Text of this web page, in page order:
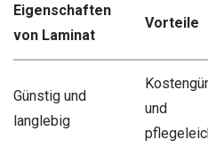
Eigenschaften
von Laminat
Vorteile
Günstig und
langlebig
und